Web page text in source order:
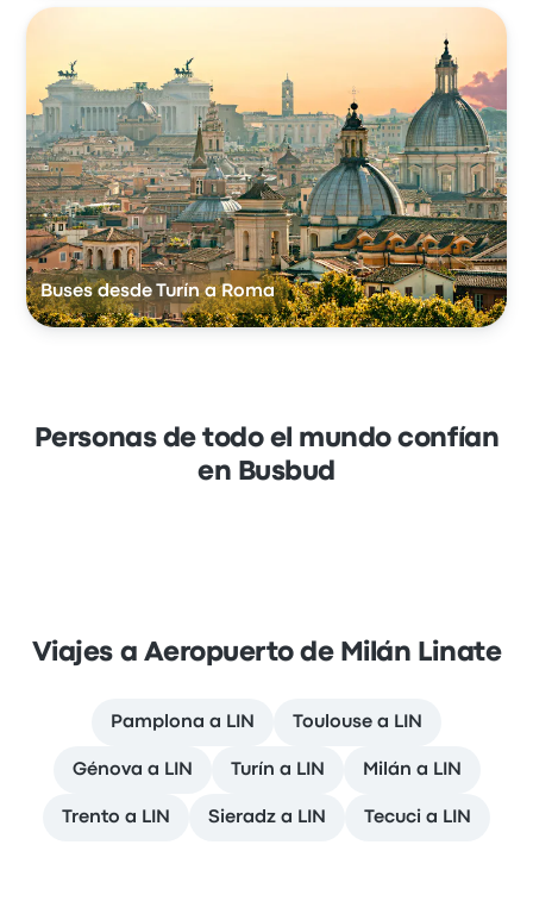
Buses desde Turín a Roma
Personas de todo el mundo confían
en Busbud
Viajes a Aeropuerto de Milán Linate
Pamplona a LIN Toulouse a LIN
Génova a LIN Turín a LIN Milán a LIN
Trento a LIN Sieradz a LIN Tecuci a LIN